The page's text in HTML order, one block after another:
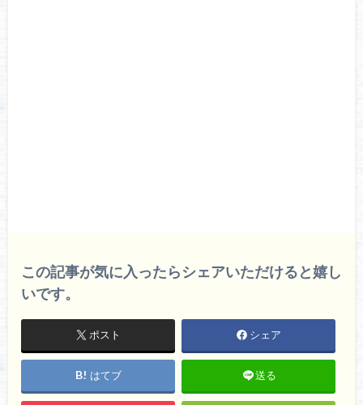
この記事が気に入ったらシェアいただけると嬉し
いです。
ポスト シェア
はてブ 送る